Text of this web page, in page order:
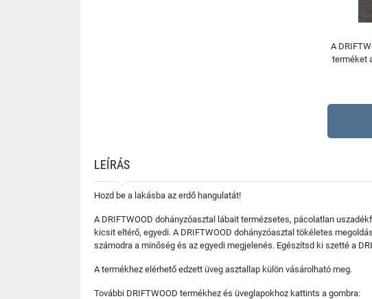
A
terméket
LEÍRÁS
Hozd be a lakásba az erdő hangulatát!
A DRIFTWOOD dohányzóasztal lábait termézsetes, pácolatlan
kicsit eltérő, egyedi. A DRIFTWOOD dohányzóasztal tökéletes
számodra a minőség és az egyedi megjelenés. Egészítsd ki szetté a
A termékhez elérhető edzett üveg asztallap külön vásárolható meg.
További DRIFTWOOD termékhez és üveglapokhoz kattints a gombra: